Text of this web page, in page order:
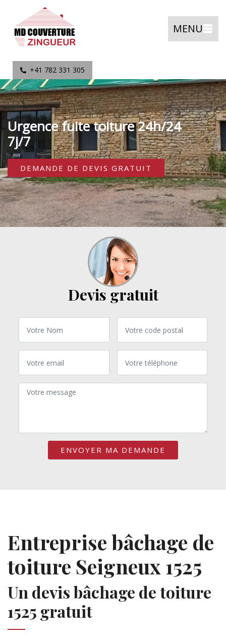
MENU
+41 782 331 305
Urgence fuite toiture 24h/24
7j/7
DEMANDE DE DEVIS GRATUIT
Devis gratuit
Entreprise bâchage de
toiture Seigneux 1525
Un devis bâchage de toiture
1525 gratuit